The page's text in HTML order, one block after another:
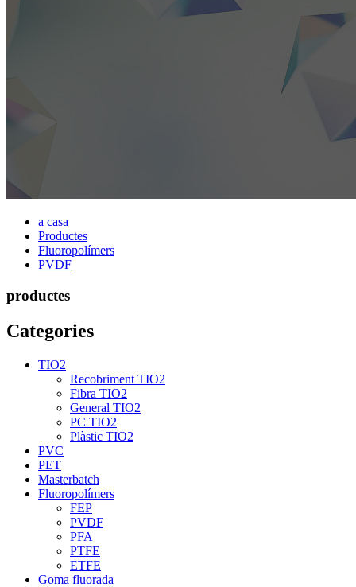
a casa
Productes
Fluoropolímers
PVDF
productes
Categories
TIO2
Recobriment TIO2
Fibra TIO2
General TIO2
PC TIO2
Plàstic TIO2
PVC
PET
Masterbatch
Fluoropolímers
FEP
PVDF
PFA
PTFE
ETFE
Goma fluorada